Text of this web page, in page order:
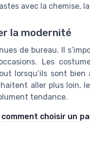
avec la chemise,
la modernité
de bureau. Il
Les
lorsqu’ils sont bien
aller plus loin,
tendance.
comment choisir un